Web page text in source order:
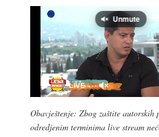
Obavještenje: Zbog zaštite autorskih
odredjenim terminima live stream